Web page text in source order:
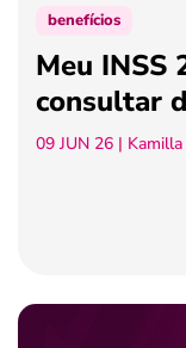
benefícios
Meu INSS
consultar
09 JUN 26 |